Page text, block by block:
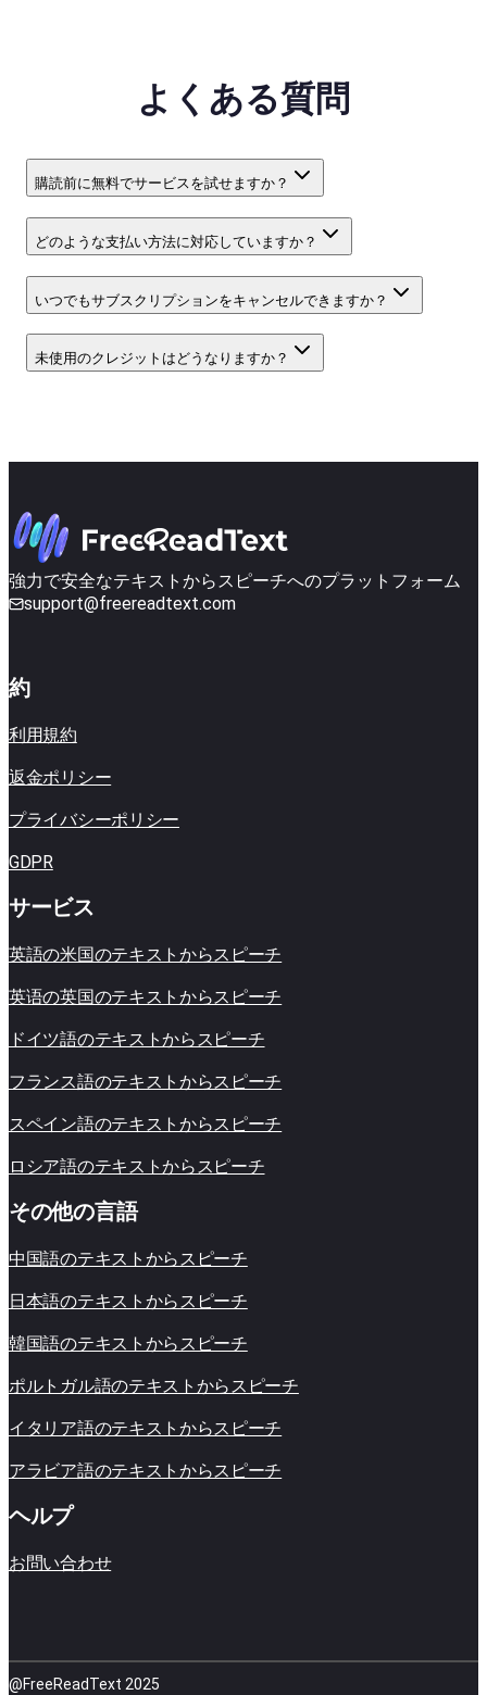
よくある質問
購読前に無料でサービスを試せますか？
どのような支払い方法に対応していますか？
いつでもサブスクリプションをキャンセルできますか？
未使用のクレジットはどうなりますか？
強力で安全なテキストからスピーチへのプラットフォーム
support@freereadtext.com
約
利用規約
返金ポリシー
プライバシーポリシー
GDPR
サービス
英語の米​​国のテキストからスピーチ
英语の英国のテキストからスピーチ
ドイツ語のテキストからスピーチ
フランス語のテキストからスピーチ
スペイン語のテキストからスピーチ
ロシア語のテキストからスピーチ
その他の言語
中国語のテキストからスピーチ
日本語のテキストからスピーチ
韓国語のテキストからスピーチ
ポルトガル語のテキストからスピーチ
イタリア語のテキストからスピーチ
アラビア語のテキストからスピーチ
ヘルプ
お問い合わせ
@FreeReadText 2025